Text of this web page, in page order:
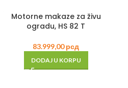
Motorne makaze za živu
ogradu, HS 82 T
83.999,00рсд
DODAJ U KORPU